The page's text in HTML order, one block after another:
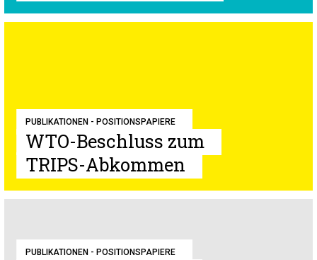
PUBLIKATIONEN - POSITIONSPAPIERE
WTO-Beschluss zum
TRIPS-Abkommen
PUBLIKATIONEN - POSITIONSPAPIERE